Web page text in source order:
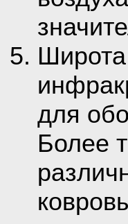
для
Более